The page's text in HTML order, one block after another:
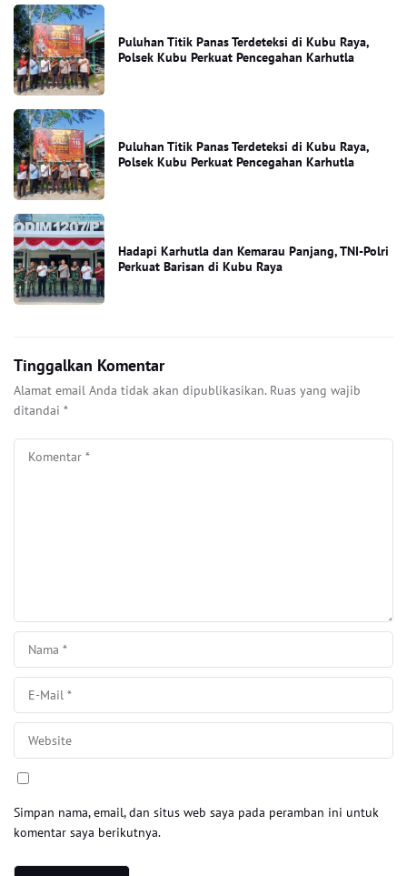
Puluhan Titik Panas Terdeteksi di Kubu Raya,
Polsek Kubu Perkuat Pencegahan Karhutla
Puluhan Titik Panas Terdeteksi di Kubu Raya,
Polsek Kubu Perkuat Pencegahan Karhutla
Hadapi Karhutla dan Kemarau Panjang, TNI-Polri
Perkuat Barisan di Kubu Raya
Tinggalkan Komentar
Alamat email Anda tidak akan dipublikasikan. Ruas yang wajib
ditandai *
Simpan nama, email, dan situs web saya pada peramban ini untuk
komentar saya berikutnya.